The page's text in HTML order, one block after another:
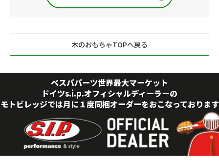
木のおもちゃTOPへ戻る
ベスパパーツ世界最大マーケット
ドイツs.i.p.オフィシャルディーラーの
モトビレッジでは月に１度同梱オーダーをおこなっております